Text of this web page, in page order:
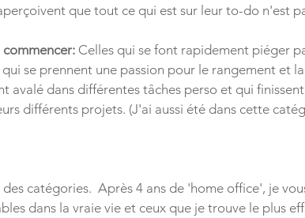
que tout ce qui est sur leur to-do n'est
commencer: Celles qui se font rapidement piéger
se prennent une passion pour le rangement et
avalé dans différentes tâches perso et qui
différents projets. (J'ai aussi été dans cette
catégories.  Après 4 ans de 'home office', je
dans la vraie vie et ceux que je trouve le plus